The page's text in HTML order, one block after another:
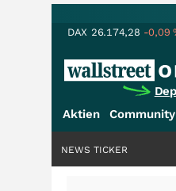
DAX 26.174,28 -0,09
Aktien Community
NEWS TICKER